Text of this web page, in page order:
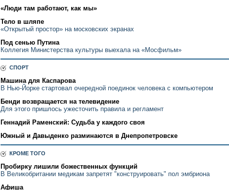
«Люди там работают, как мы»
Тело в шляпе
«Открытый простор» на московских экранах
Под сенью Путина
Коллегия Министерства культуры выехала на «Мосфильм»
СПОРТ
Машина для Каспарова
В Нью-Йорке стартовал очередной поединок человека с компьютером
Бенди возвращается на телевидение
Для этого пришлось ужесточить правила и регламент
Геннадий Раменский: Судьба у каждого своя
Южный и Давыденко разминаются в Днепропетровске
КРОМЕ ТОГО
Пробирку лишили божественных функций
В Великобритании медикам запретят "конструировать" пол эмбриона
Афиша